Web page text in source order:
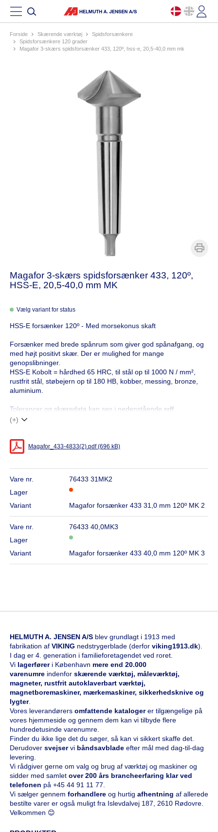
Forside skærende værktøj
spidsforsænkere
spidsforsænkere 120 grader
magafor 3-skærs spidsforsænker 433, 120º, hss-e, 20,5-40,0 mm mk
Magafor 3-skærs spidsforsænker 433, 120º,
HSS-E, 20,5-40,0 mm MK
Vælg variant for status
HSS-E forsænker 120º - Med morsekonus skaft
Forsænker med brede spånrum som giver god spånafgang, og
med højt positivt skær. Der er mulighed for mange
genopslibninger.
HSS-E Kobolt = hårdhed 65 HRC, til stål op til 1000 N / mm²,
rustfrit stål, støbejern op til 180 HB, kobber, messing, bronze,
aluminium.
Tolerancer og skæredata kan ses i nedenstående pdf.
(+)
Magafor_433-4833(2).pdf (696 kB)
Vare nr.
76433 31MK2
Lager
Variant
Magafor forsænker 433 31,0 mm 120º MK 2
Vare nr.
76433 40,0MK3
Lager
Variant
Magafor forsænker 433 40,0 mm 120º MK 3
HELMUTH A. JENSEN A/S blev grundlagt i 1913 med
fabrikation af VIKING nedstrygerblade (derfor viking1913.dk).
I dag er 4. generation i familieforetagendet ved roret.
Vi lagerfører i København mere end 20.000
varenumre indenfor skærende værktøj, måleværktøj,
magneter, rustfrit autoklaverbart værktøj,
magnetboremaskiner, mærkemaskiner, sikkerhedsknive og
lygter.
Vores leverandørers omfattende katalogerer tilgængelige på
vores hjemmeside og gennem dem kan vi tilbyde flere
hundredetusinde varenumre.
Finder du ikke lige det du søger, så kan vi sikkert skaffe det.
Derudover svejservi båndsavblade efter mål med dag-til-dag
levering.
Vi rådgiver gerne om valg og brug af værktøj og maskiner og
sidder med samlet over 200 års brancheerfaring klar ved
telefonen på +45 44 91 11 77
Vi sælger gennem forhandlere og hurtig afhentning af allerede
bestilte varer er også muligt fra Islevdalvej 187, 2610 Rødovre.
Velkommen 😊